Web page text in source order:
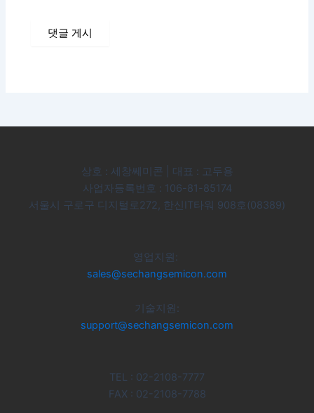
상호 : 세창쎄미콘 | 대표 : 고두용
사업자등록번호 : 106-81-85174
서울시 구로구 디지털로272, 한신IT타워 908호(08389)
영업지원:
sales@sechangsemicon.com
기술지원:
support@sechangsemicon.com
TEL : 02-2108-7777
FAX : 02-2108-7788